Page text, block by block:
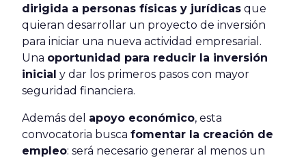
dirigida a personas físicas y jurídicas que
quieran desarrollar un proyecto de inversión
para iniciar una nueva actividad empresarial.
Una oportunidad para reducir la inversión
inicial y dar los primeros pasos con mayor
seguridad financiera.
Además del apoyo económico, esta
convocatoria busca fomentar la creación de
empleo: será necesario generar al menos un